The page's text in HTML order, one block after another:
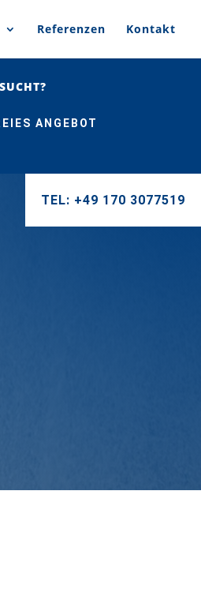
Referenzen Kontakt
ANGEBOT
TEL: +49 170 3077519